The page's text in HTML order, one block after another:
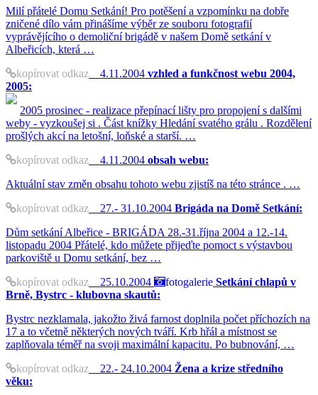
Milí přátelé Domu Setkání! Pro potěšení a vzpomínku na dobře
zničené dílo vám přinášíme výběr ze souboru fotografií
vyprávějícího o demoliční brigádě v našem Domě setkání v
Albeřicích, která …
kopírovat odkaz 4.11.2004 vzhled a funkčnost webu 2004,
2005:
2005 prosinec - realizace přepínací lišty pro propojení s dalšími
weby - vyzkoušej si . Část knížky Hledání svatého grálu . Rozdělení
prošlých akcí na letošní, loňské a starší. …
kopírovat odkaz 4.11.2004 obsah webu:
Aktuální stav změn obsahu tohoto webu zjistíš na této stránce . …
kopírovat odkaz 27.- 31.10.2004 Brigáda na Domě Setkání:
Dům setkání Albeřice - BRIGÁDA 28.-31.října 2004 a 12.-14.
listopadu 2004 Přátelé, kdo můžete přijeďte pomoct s výstavbou
parkoviště u Domu setkání, bez …
kopírovat odkaz 25.10.2004 fotogalerie Setkání chlapů v
Brně, Bystrc - klubovna skautů:
Bystrc nezklamala, jakožto živá farnost doplnila počet příchozích na
17 a to včetně některých nových tváří. Krb hřál a místnost se
zaplňovala téměř na svoji maximální kapacitu. Po bubnování, …
kopírovat odkaz 22.- 24.10.2004 Žena a krize středního
věku: